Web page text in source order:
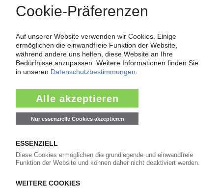
Fragen und Antworten: Was Kunst­stoff­verarbeiter wissen müssen,
wenn der Lieferant nicht mehr liefert – Informationen zum
Themenkomplex Force Majeure, Corona und Kunststoff-
Preisentwicklung sowie Tipps für die Praxis.
Jetzt lesen
Newsletter